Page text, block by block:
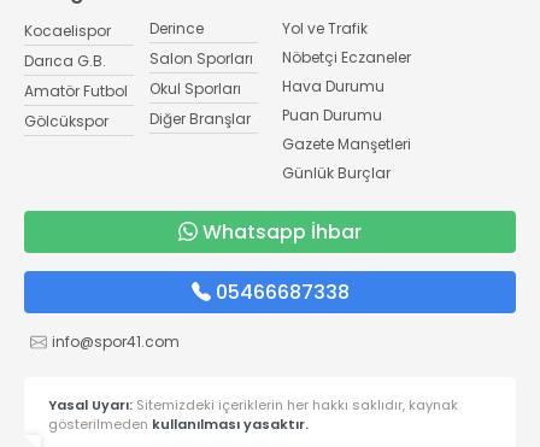
Kocaelispor
Darıca G.B.
Amatör Futbol
Gölcükspor
Derince
Salon Sporları
Okul Sporları
Diğer Branşlar
Yol ve Trafik
Nöbetçi Eczaneler
Hava Durumu
Puan Durumu
Gazete Manşetleri
Günlük Burçlar
Whatsapp İhbar
05466687338
info@spor41.com
Yasal Uyarı: Sitemizdeki içeriklerin her hakkı saklıdır, kaynak
gösterilmeden kullanılması yasaktır.